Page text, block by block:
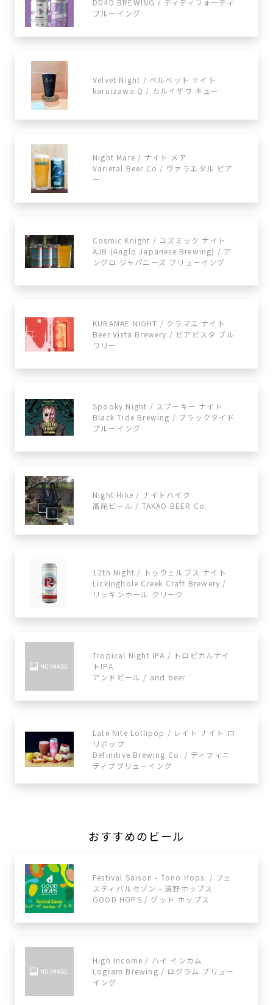
DD4D BREWING / ディディフォーディ
ブルーイング
Velvet Night / ベルベット ナイト
karuizawa Q / カルイザワ キュー
Night Mare / ナイト メア
Varietal Beer Co / ヴァラエタル ビア
ー
Cosmic Knight / コズミック ナイト
AJB (Anglo Japanese Brewing) / ア
ングロ ジャパニーズ ブリューイング
KURAMAE NIGHT / クラマエ ナイト
Beer Vista Brewery / ビアビスタ ブル
ワリー
Spooky Night / スプーキー ナイト
Black Tide Brewing / ブラックタイド
ブルーイング
Night Hike / ナイトハイク
高尾ビール / TAKAO BEER Co.
12th Night / トゥウェルブス ナイト
Lickinghole Creek Craft Brewery /
リッキンホール クリーク
Tropical Night IPA / トロピカルナイ
トIPA
アンドビール / and beer
Late Nite Lollipop / レイト ナイト ロ
リポップ
Definitive Brewing Co. / ディフィニ
ティブブリューイング
おすすめのビール
Festival Saison - Tono Hops. / フェ
スティバルセゾン - 遠野ホップス
GOOD HOPS / グッド ホップス
High Income / ハイ インカム
Logram Brewing / ログラム ブリュー
イング